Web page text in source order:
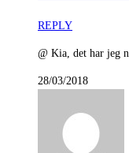
REPLY
@ Kia, det har jeg
28/03/2018